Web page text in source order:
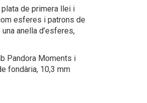
de primera llei i
esferes i patrons de
anella d’esferes,
Pandora Moments i
fondària, 10,3 mm